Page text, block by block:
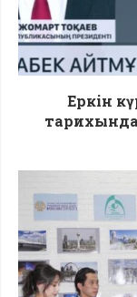
Еркін